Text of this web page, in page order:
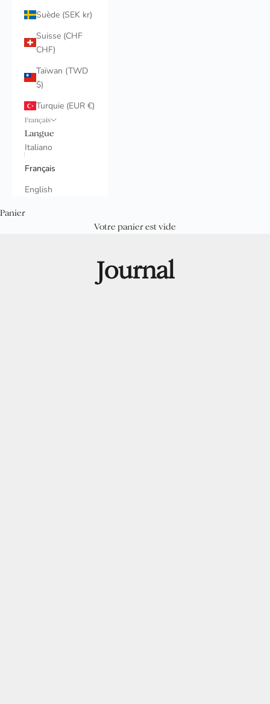
Suède (SEK kr)
Suisse (CHF
CHF)
Taïwan (TWD
$)
Turquie (EUR €)
Français
Langue
Italiano
Français
English
Panier
Votre panier est vide
Journal